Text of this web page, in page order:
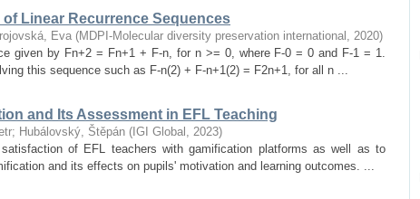
Linear Recurrence Sequences
Eva (MDPI-Molecular diversity preservation international , 2020)
given by Fn+2 = Fn+1 + F-n, for n >= 0, where F-0 = 0 and F-1 = 1.
this sequence such as F-n(2) + F-n+1(2) = F2n+1, for all n ...
and Its Assessment in EFL Teaching
; Hubálovský, Štěpán ( IGI Global , 2023)
of EFL teachers with gamification platforms as well as to
and its effects on pupils' motivation and learning outcomes. ...